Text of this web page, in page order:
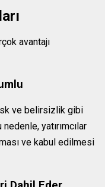
avantajı
ve belirsizlik gibi
yatırımcılar
ve kabul edilmesi